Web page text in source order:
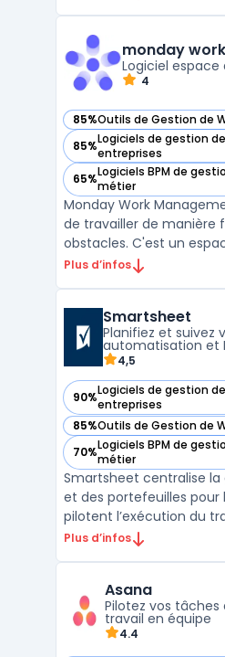
monday
Logiciel
4
85%Outils de Gestion de
— voir monday work
85%Logiciels de gestion
entreprises
— voir monday work
65%Logiciels BPM de
métier
— voir monday work
Monday Work
de travailler de manière
obstacles. C'est un
partagé conçu pour
outil, les utilisateurs
facilement leurs
Plus d’infos
Smartsheet
Planifiez et suivez
automatisation et
4,5
90%Logiciels de gestion
entreprises
— voir Smartsheet dans
85%Outils de Gestion de
— voir Smartsheet dans
70%Logiciels BPM de
métier
— voir Smartsheet dans
Smartsheet centralise la
et des portefeuilles pour
pilotent l’exécution du
échelle. Cette
la planification et
espa ...
Plus d’infos
Asana
Pilotez vos
travail en équipe
4.4